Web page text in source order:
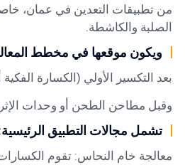
من تطبيقات التعدين في عمان،
الصلبة والكاشطة.
ويكون موقعها في مخطط
بعد التكسير الأولي (الكسارة الفكية
وقبل مطاحن الطحن أو وحدات
تشمل مجالات التطبيق
معالجة خام النحاس: تقوم